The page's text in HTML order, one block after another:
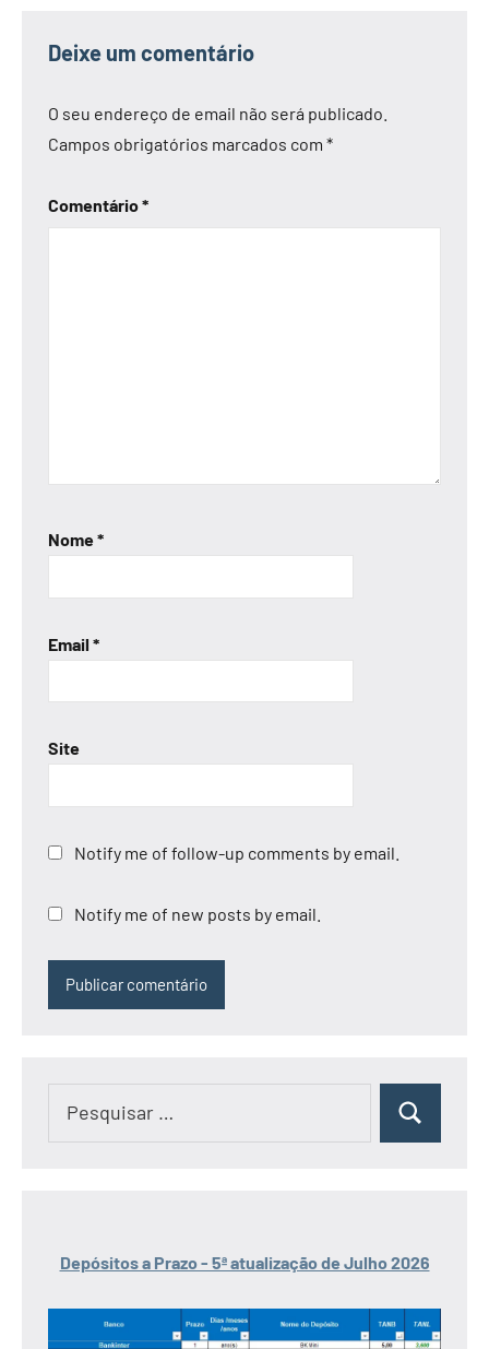
Deixe um comentário
O seu endereço de email não será publicado.
Campos obrigatórios marcados com *
Comentário*
Nome*
Email *
Site
Notify me of follow-up comments by email.
Notify me of new posts by email.
Pesquisar
Depósitos a Prazo - 5ª atualização de Julho 2026